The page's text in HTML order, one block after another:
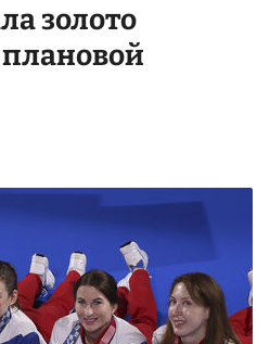
золото